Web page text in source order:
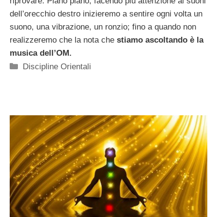
dell’orecchio destro inizieremo a sentire ogni volta un
suono, una vibrazione, un ronzio; fino a quando non
realizzeremo che la nota che stiamo ascoltando è la
musica dell’OM.
Categorie
Discipline Orientali